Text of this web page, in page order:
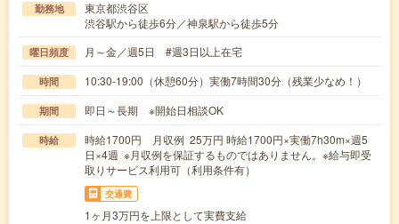
勤務地
東京都渋谷区
渋谷駅から徒歩6分／神泉駅から徒歩5分
曜日頻度 月～金／週5日 #週3日以上在宅
時間 10:30-19:00（休憩60分）実働7時間30分（残業少なめ！）
期間 即日～長期 ※開始日相談OK
時給
時給1700円 月収例 25万円 時給1700円×実働7h30m×週5
日×4週 ※月収例を保証するものではありません。※給与即受
取りサービス利用可（利用条件有）
交通費
1ヶ月3万円を上限として実費支給